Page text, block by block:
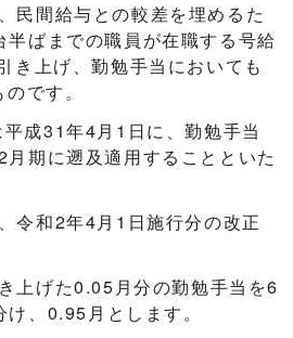
民間給与との較差を埋めるた
ばまでの職員が在職する号給
き上げ、勤勉手当においても
です。
成31年4月1日に、勤勉手当
期に遡及適用することといた
令和2年4月1日施行分の改正
上げた0.05月分の勤勉手当を6
、0.95月とします。